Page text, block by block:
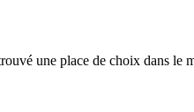
une place de choix dans